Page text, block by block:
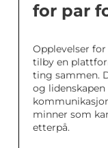
for par
Opplevelser
tilby en
ting sammen.
og
minner som
etterpå.